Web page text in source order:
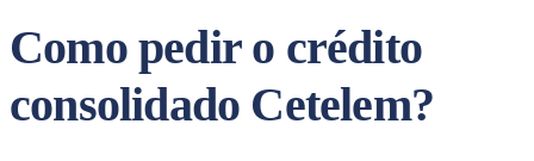
Como pedir o crédito
consolidado Cetelem?